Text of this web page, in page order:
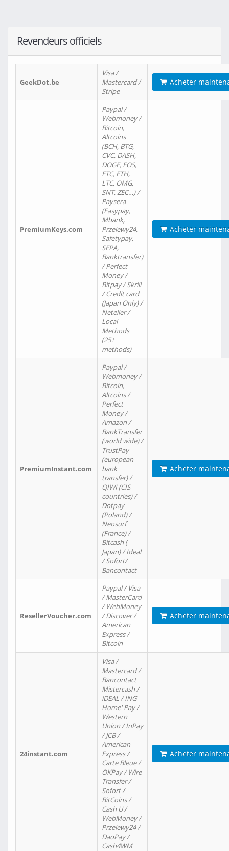
Revendeurs officiels
GeekDot.be
Visa /
Mastercard /
Stripe
Acheter
PremiumKeys.com
Paypal /
Webmoney /
Bitcoin,
Altcoins
(BCH, BTG,
CVC, DASH,
DOGE, EOS,
ETC, ETH,
LTC, OMG,
SNT, ZEC…) /
Paysera
(Easypay,
Mbank,
Przelewy24,
Safetypay,
SEPA,
Banktransfer)
/ Perfect
Money /
Bitpay / Skrill
/ Credit card
(Japan Only) /
Neteller /
Local
Methods
(25+
methods)
Acheter
PremiumInstant.com
Paypal /
Webmoney /
Bitcoin,
Altcoins /
Perfect
Money /
Amazon /
BankTransfer
(world wide) /
TrustPay
(european
bank
transfer) /
QIWI (CIS
countries) /
Dotpay
(Poland) /
Neosurf
(France) /
Bitcash (
Japan) / Ideal
/ Sofort/
Bancontact
Acheter
ResellerVoucher.com
Paypal / Visa
/ MasterCard
/ WebMoney
/ Discover /
American
Express /
Bitcoin
Acheter
24instant.com
Visa /
Mastercard /
Bancontact
Mistercash /
iDEAL / ING
Home' Pay /
Western
Union / InPay
/ JCB /
American
Express /
Carte Bleue /
OKPay / Wire
Transfer /
Sofort /
BitCoins /
Cash U /
WebMoney /
Przelewy24 /
DaoPay /
Cash4WM
Acheter